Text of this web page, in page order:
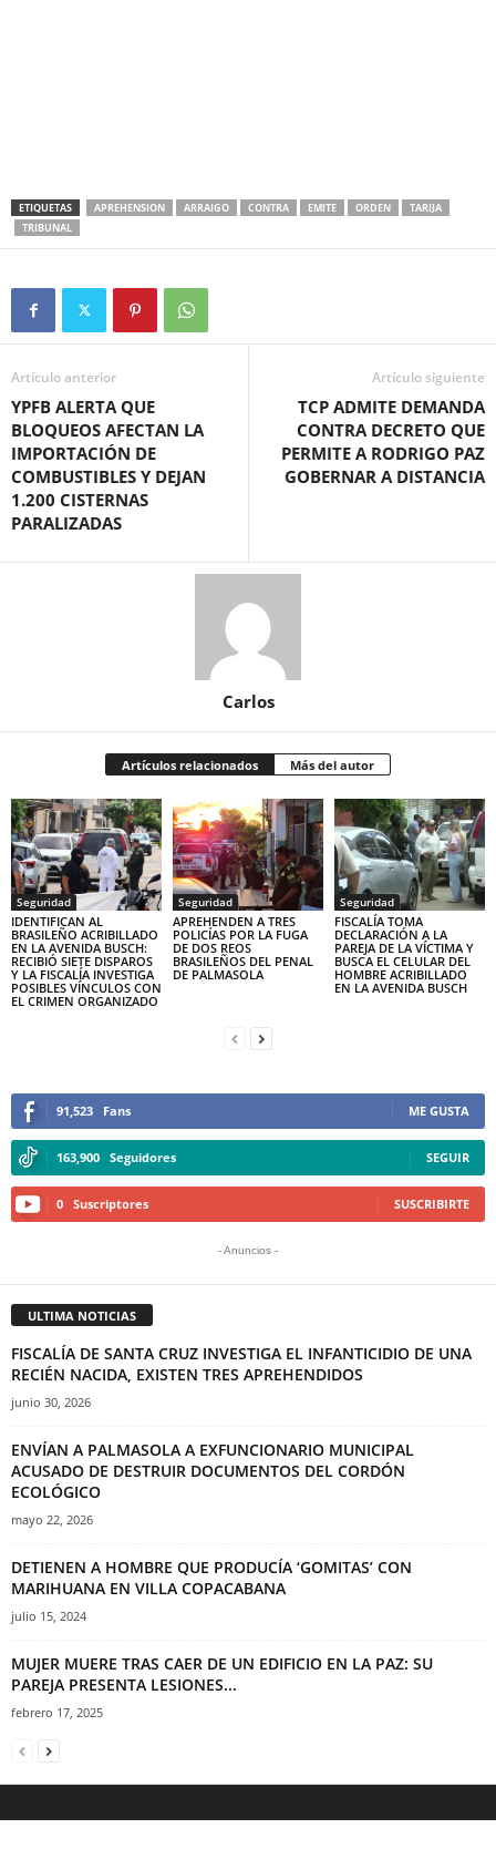
ETIQUETAS APREHENSION ARRAIGO CONTRA EMITE ORDEN
TARIJA
TRIBUNAL
Artículo anterior
YPFB ALERTA QUE
BLOQUEOS AFECTAN LA
IMPORTACIÓN DE
COMBUSTIBLES Y DEJAN
1.200 CISTERNAS
PARALIZADAS
Artículo siguiente
TCP ADMITE DEMANDA
CONTRA DECRETO QUE
PERMITE A RODRIGO PAZ
GOBERNAR A DISTANCIA
Carlos
Artículos relacionados Más del autor
Seguridad
IDENTIFICAN AL
BRASILEÑO ACRIBILLADO
EN LA AVENIDA BUSCH:
RECIBIÓ SIETE DISPAROS
Y LA FISCALÍA INVESTIGA
POSIBLES VÍNCULOS CON
EL CRIMEN ORGANIZADO
Seguridad
APREHENDEN A TRES
POLICÍAS POR LA FUGA
DE DOS REOS
BRASILEÑOS DEL PENAL
DE PALMASOLA
Seguridad
FISCALÍA TOMA
DECLARACIÓN A LA
PAREJA DE LA VÍCTIMA Y
BUSCA EL CELULAR DEL
HOMBRE ACRIBILLADO
EN LA AVENIDA BUSCH
91,523 Fans ME GUSTA
163,900 Seguidores SEGUIR
0 Suscriptores SUSCRIBIRTE
- Anuncios -
ULTIMA NOTICIAS
FISCALÍA DE SANTA CRUZ INVESTIGA EL INFANTICIDIO DE UNA
RECIÉN NACIDA, EXISTEN TRES APREHENDIDOS
junio 30, 2026
ENVÍAN A PALMASOLA A EXFUNCIONARIO MUNICIPAL
ACUSADO DE DESTRUIR DOCUMENTOS DEL CORDÓN
ECOLÓGICO
mayo 22, 2026
DETIENEN A HOMBRE QUE PRODUCÍA ‘GOMITAS’ CON
MARIHUANA EN VILLA COPACABANA
julio 15, 2024
MUJER MUERE TRAS CAER DE UN EDIFICIO EN LA PAZ: SU
PAREJA PRESENTA LESIONES...
febrero 17, 2025